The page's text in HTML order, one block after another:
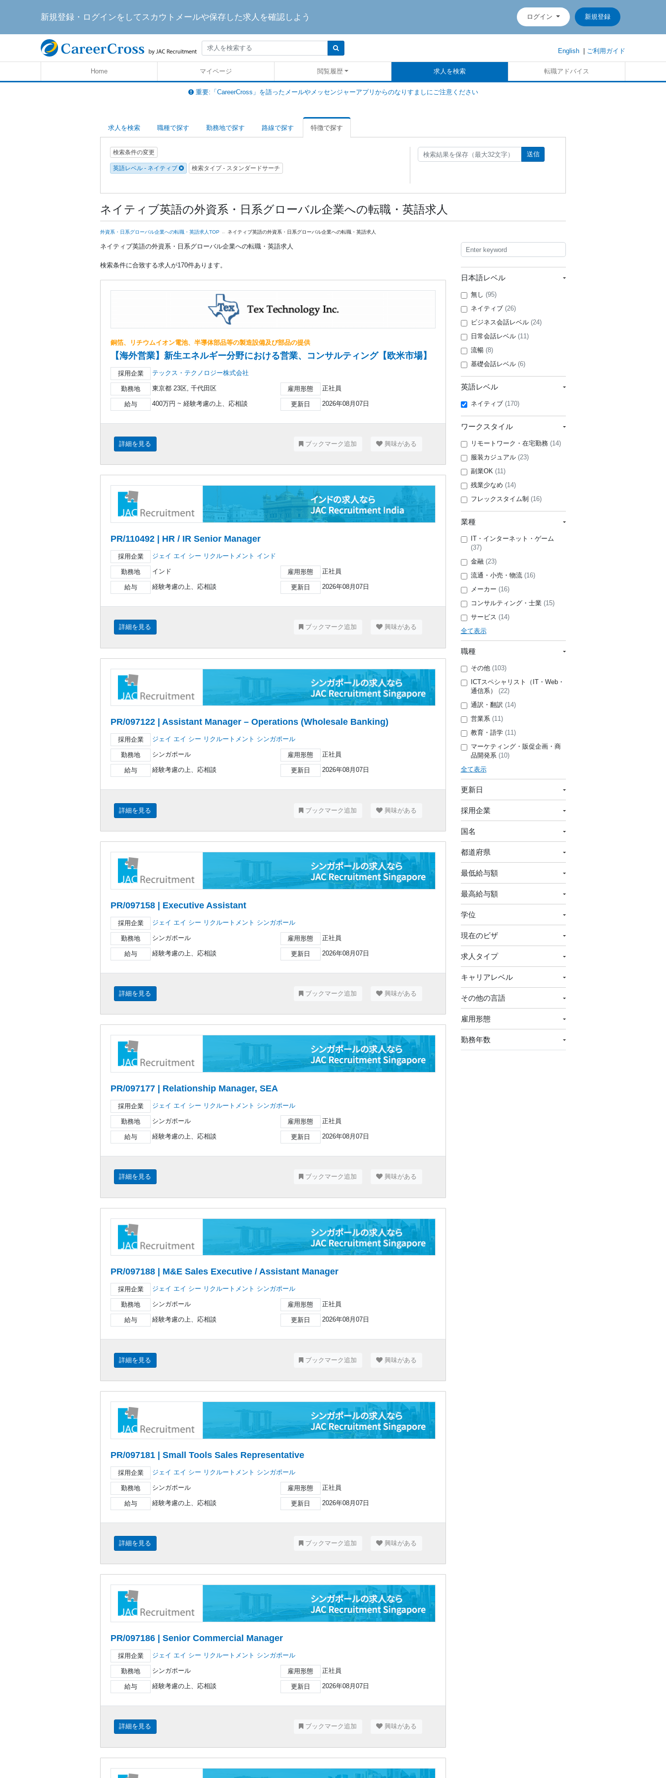
新規登録・ログインをしてスカウトメールや保存した求人を確認しよう ログイン 新規登録
English| ご利用ガイド
Home マイページ 閲覧履歴 求人を検索 転職アドバイス
重要:「CareerCross」を語ったメールやメッセンジャーアプリからのなりすましにご注意ください
求人を検索 職種で探す 勤務地で探す 路線で探す 特徴で探す
検索条件の変更
英語レベル - ネイティブ 検索タイプ - スタンダードサーチ
送信
ネイティブ英語の外資系・日系グローバル企業への転職・英語求人
外資系・日系グローバル企業への転職・英語求人TOP ネイティブ英語の外資系・日系グローバル企業への転職・英語求人
ネイティブ英語の外資系・日系グローバル企業への転職・英語求人
検索条件に合致する求人が170件あります。
銅箔、リチウムイオン電池、半導体部品等の製造設備及び部品の提供
【海外営業】新生エネルギー分野における営業、コンサルティング【欧米市場】
採用企業 テックス・テクノロジー株式会社
勤務地 東京都 23区, 千代田区 雇用形態 正社員
給与 400万円 ~ 経験考慮の上、応相談 更新日 2026年08月07日
詳細を見る ブックマーク追加 興味がある
PR/110492 | HR / IR Senior Manager
採用企業 ジェイ エイ シー リクルートメント インド
勤務地 インド 雇用形態 正社員
給与 経験考慮の上、応相談 更新日 2026年08月07日
詳細を見る ブックマーク追加 興味がある
PR/097122 | Assistant Manager – Operations (Wholesale Banking)
採用企業 ジェイ エイ シー リクルートメント シンガポール
勤務地 シンガポール 雇用形態 正社員
給与 経験考慮の上、応相談 更新日 2026年08月07日
詳細を見る ブックマーク追加 興味がある
PR/097158 | Executive Assistant
採用企業 ジェイ エイ シー リクルートメント シンガポール
勤務地 シンガポール 雇用形態 正社員
給与 経験考慮の上、応相談 更新日 2026年08月07日
詳細を見る ブックマーク追加 興味がある
PR/097177 | Relationship Manager, SEA
採用企業 ジェイ エイ シー リクルートメント シンガポール
勤務地 シンガポール 雇用形態 正社員
給与 経験考慮の上、応相談 更新日 2026年08月07日
詳細を見る ブックマーク追加 興味がある
PR/097188 | M&E Sales Executive / Assistant Manager
採用企業 ジェイ エイ シー リクルートメント シンガポール
勤務地 シンガポール 雇用形態 正社員
給与 経験考慮の上、応相談 更新日 2026年08月07日
詳細を見る ブックマーク追加 興味がある
PR/097181 | Small Tools Sales Representative
採用企業 ジェイ エイ シー リクルートメント シンガポール
勤務地 シンガポール 雇用形態 正社員
給与 経験考慮の上、応相談 更新日 2026年08月07日
詳細を見る ブックマーク追加 興味がある
PR/097186 | Senior Commercial Manager
採用企業 ジェイ エイ シー リクルートメント シンガポール
勤務地 シンガポール 雇用形態 正社員
給与 経験考慮の上、応相談 更新日 2026年08月07日
詳細を見る ブックマーク追加 興味がある
日本語レベル
無し (95)
ネイティブ (26)
ビジネス会話レベル (24)
日常会話レベル (11)
流暢 (8)
基礎会話レベル (6)
英語レベル
ネイティブ (170)
ワークスタイル
リモートワーク・在宅勤務 (14)
服装カジュアル (23)
副業OK (11)
残業少なめ (14)
フレックスタイム制 (16)
業種
IT・インターネット・ゲーム
(37)
金融 (23)
流通・小売・物流 (16)
メーカー (16)
コンサルティング・士業 (15)
サービス (14)
全て表示
職種
その他 (103)
ICTスペシャリスト（IT・Web・
通信系） (22)
通訳・翻訳 (14)
営業系 (11)
教育・語学 (11)
マーケティング・販促企画・商
品開発系 (10)
全て表示
更新日
採用企業
国名
都道府県
最低給与額
最高給与額
学位
現在のビザ
求人タイプ
キャリアレベル
その他の言語
雇用形態
勤務年数